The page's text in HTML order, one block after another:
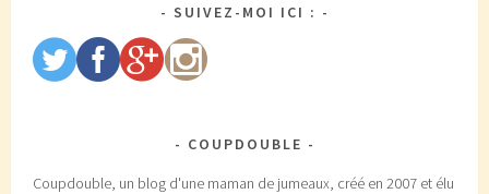
SUIVEZ-MOI ICI :
COUPDOUBLE
Coupdouble, un blog d'une maman de jumeaux, créé en 2007 et élu